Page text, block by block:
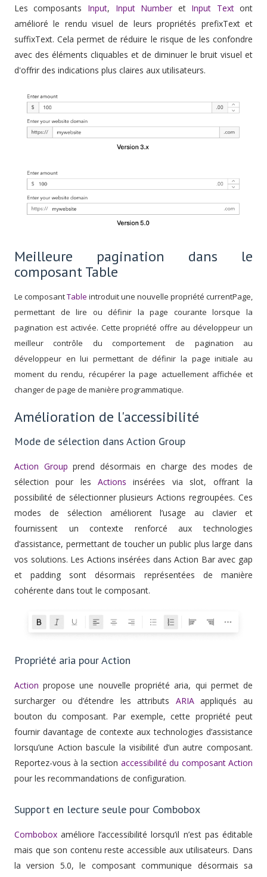
Les composants Input, Input Number et Input Textont
amélioré le rendu visuel de leurs propriétés prefixText et
suffixText. Cela permet de réduire le risque de les confondre
avec des éléments cliquables et de diminuer le bruit visuel et
d'offrir des indications plus claires aux utilisateurs.
Meilleure pagination dans le
composant Table
Le composantTable introduit une nouvelle propriété currentPage,
permettant de lire ou définir la page courante lorsque la
pagination est activée. Cette propriété offre au développeur un
meilleur contrôle du comportement de pagination au
développeur en lui permettant de définir la page initiale au
moment du rendu, récupérer la page actuellement affichée et
changer de page de manière programmatique.
Amélioration de l'accessibilité
Mode de sélection dans Action Group
Action Group prend désormais en charge des modes de
sélection pour lesActions insérées via slot, offrant la
possibilité de sélectionner plusieurs Actions regroupées. Ces
modes de sélection améliorent l’usage au clavier et
fournissent un contexte renforcé aux technologies
d’assistance, permettant de toucher un public plus large dans
vos solutions. Les Actions insérées dans Action Bar avec gap
et padding sont désormais représentées de manière
cohérente dans tout le composant.
Propriété aria pour Action
Action propose une nouvelle propriété aria, qui permet de
surcharger ou d’étendre les attributs ARIAappliqués au
bouton du composant. Par exemple, cette propriété peut
fournir davantage de contexte aux technologies d’assistance
lorsqu’une Action bascule la visibilité d’un autre composant.
Reportez-vous à la section accessibilité du composant Action
pour les recommandations de configuration.
Support en lecture seule pour Combobox
Comboboxaméliore l’accessibilité lorsqu’il n’est pas éditable
mais que son contenu reste accessible aux utilisateurs. Dans
la version 5.0, le composant communique désormais sa